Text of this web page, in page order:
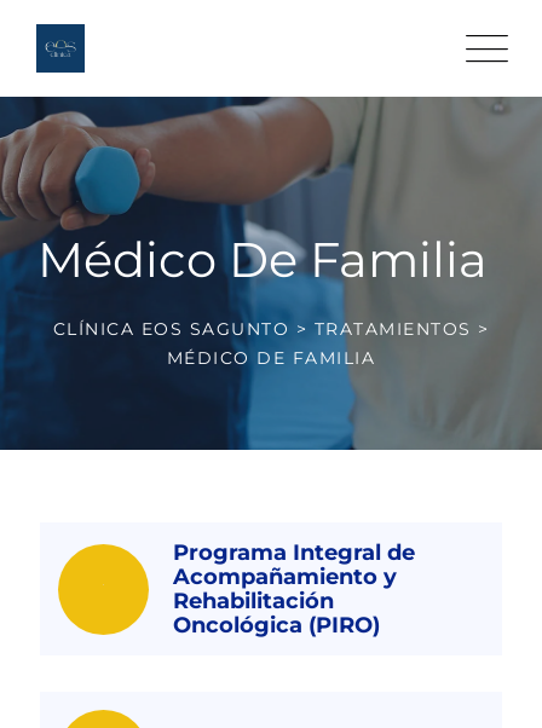
content
Médico De Familia
CLÍNICA EOS SAGUNTO > TRATAMIENTOS >
MÉDICO DE FAMILIA
Programa Integral de
Acompañamiento y
Rehabilitación
Oncológica (PIRO)